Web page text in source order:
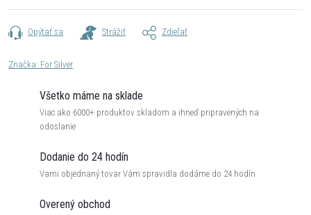
Opýtať sa Strážiť Zdieľať
Značka: For Silver
Všetko máme na sklade
Viac ako 6000+ produktov skladom a ihneď pripravených na
odoslanie
Dodanie do 24 hodín
Vami objednaný tovar Vám spravidla dodáme do 24 hodín
Overený obchod